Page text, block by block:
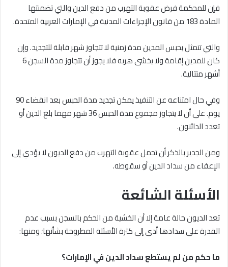
فإن للمحكمة فرض عقوبة التهرب من دفع الدين والتي تضمنتها
المادة 183 من قانون الإجراءات المدنية في الإمارات العربية المتحدة.
والتي تتمثل بحبس المدين مدة زمنية لا تتجاوز شهر قابلة للتجديد. وإن
كان للمدين إقامة ولا يخشى هربه فلا يجوز أن تتجاوز مدة السجن 6
أشهر متتالية.
وفي حال امتناعه عن التنفيذ يمكن تجديد مدة الحبس بعد انقضاء 90
يوم. على أن لا يتجاوز مجموع مدة الحبس 36 شهر مهما بلغ الدين أو
تعدد الدائنون.
ومن الجدير بالذكر أن تحمل عقوبة التهرب من دفع الديون لا يؤدي إلى
الإعفاء من سداد الدين أو سقوطه.
الأسئلة الشائعة
تعد الديون حالة عامة إلا أن الخشية من الحكم بالسجن بسبب عدم
القدرة على سدادها أدى إلى كثرة الأسئلة المطروحة بشأنها؛ ومنها:
ما حكم من لم يستطع سداد الدين في الإمارات؟